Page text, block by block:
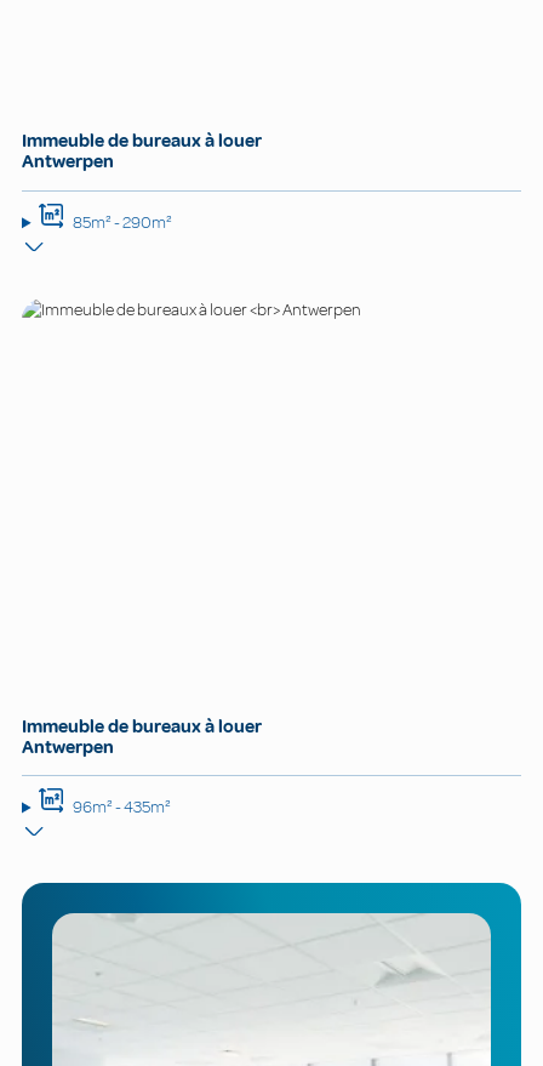
Immeuble de bureaux à louer
Antwerpen
85m² - 290m²
Immeuble de bureaux à louer
Antwerpen
96m² - 435m²